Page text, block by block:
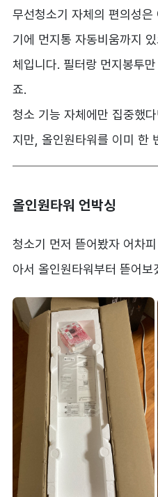
무선청소기 자체의 편의성은
기에 먼지통 자동비움까지
체입니다. 필터랑 먼지봉투
죠.
청소 기능 자체에만 집중했
지만, 올인원타워를 이미 한
올인원타워 언박싱
청소기 먼저 뜯어봤자 어차
아서 올인원타워부터 뜯어보